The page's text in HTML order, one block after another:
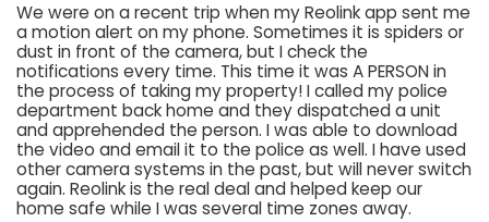
We were on a recent trip when my Reolink app sent me
a motion alert on my phone. Sometimes it is spiders or
dust in front of the camera, but I check the
notifications every time. This time it was A PERSON in
the process of taking my property! I called my police
department back home and they dispatched a unit
and apprehended the person. I was able to download
the video and email it to the police as well. I have used
other camera systems in the past, but will never switch
again. Reolink is the real deal and helped keep our
home safe while I was several time zones away.